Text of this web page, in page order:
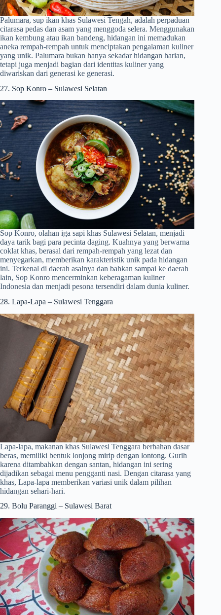
Palumara, sup ikan khas Sulawesi Tengah, adalah perpaduan
citarasa pedas dan asam yang menggoda selera. Menggunakan
ikan kembung atau ikan bandeng, hidangan ini memadukan
aneka rempah-rempah untuk menciptakan pengalaman kuliner
yang unik. Palumara bukan hanya sekadar hidangan harian,
tetapi juga menjadi bagian dari identitas kuliner yang
diwariskan dari generasi ke generasi.
27. Sop Konro – Sulawesi Selatan
Sop Konro, olahan iga sapi khas Sulawesi Selatan, menjadi
daya tarik bagi para pecinta daging. Kuahnya yang berwarna
coklat khas, berasal dari rempah-rempah yang lezat dan
menyegarkan, memberikan karakteristik unik pada hidangan
ini. Terkenal di daerah asalnya dan bahkan sampai ke daerah
lain, Sop Konro mencerminkan keberagaman kuliner
Indonesia dan menjadi pesona tersendiri dalam dunia kuliner.
28. Lapa-Lapa – Sulawesi Tenggara
Lapa-lapa, makanan khas Sulawesi Tenggara berbahan dasar
beras, memiliki bentuk lonjong mirip dengan lontong. Gurih
karena ditambahkan dengan santan, hidangan ini sering
dijadikan sebagai menu pengganti nasi. Dengan citarasa yang
khas, Lapa-lapa memberikan variasi unik dalam pilihan
hidangan sehari-hari.
29. Bolu Paranggi – Sulawesi Barat